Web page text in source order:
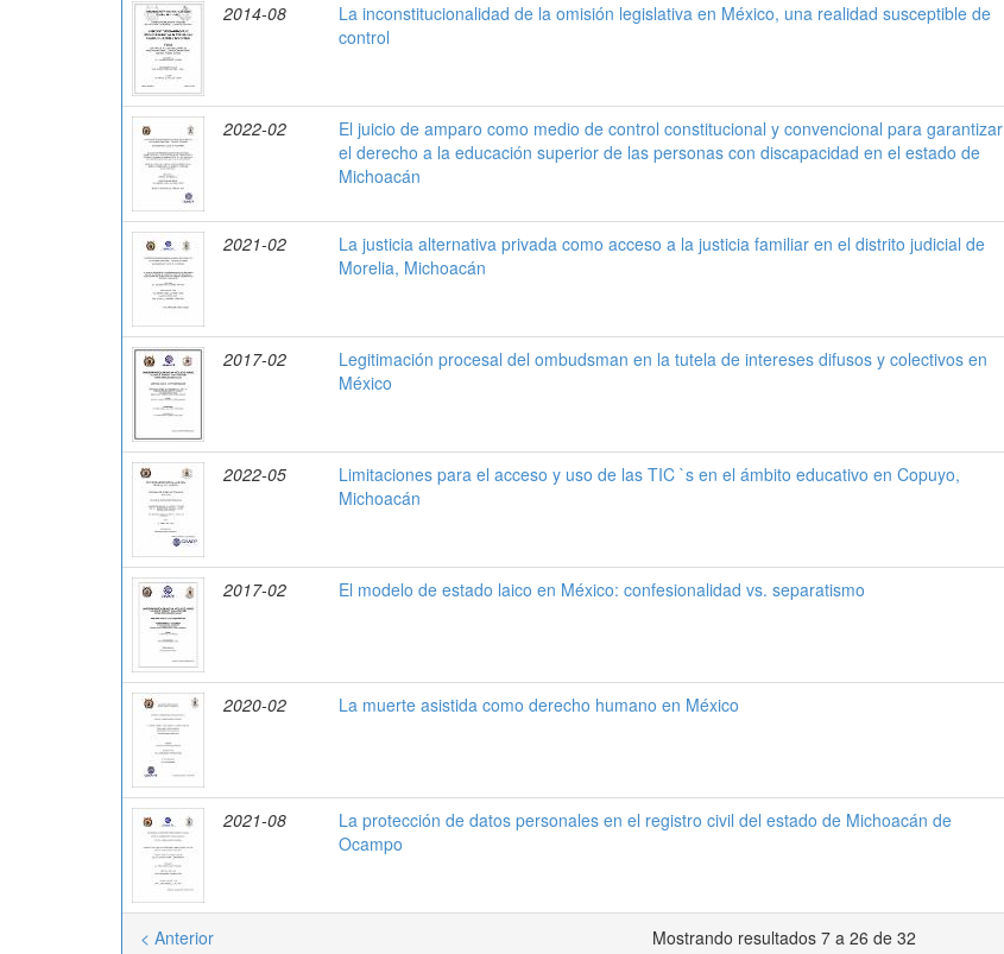
2014-08
La inconstitucionalidad de la omisión legislativa en México, una realidad susceptible de
control
2022-02
El juicio de amparo como medio de control constitucional y convencional para garantizar
el derecho a la educación superior de las personas con discapacidad en el estado de
Michoacán
2021-02
La justicia alternativa privada como acceso a la justicia familiar en el distrito judicial de
Morelia, Michoacán
2017-02
Legitimación procesal del ombudsman en la tutela de intereses difusos y colectivos en
México
2022-05
Limitaciones para el acceso y uso de las TIC `s en el ámbito educativo en Copuyo,
Michoacán
2017-02 El modelo de estado laico en México: confesionalidad vs. separatismo
2020-02 La muerte asistida como derecho humano en México
2021-08
La protección de datos personales en el registro civil del estado de Michoacán de
Ocampo
Mostrando resultados 7 a 26 de 32
< Anterior